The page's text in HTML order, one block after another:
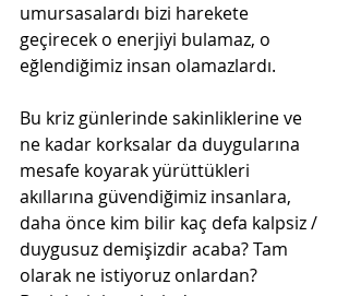
umursasalardı bizi harekete
geçirecek o enerjiyi bulamaz, o
eğlendiğimiz insan olamazlardı.
Bu kriz günlerinde sakinliklerine ve
ne kadar korksalar da duygularına
mesafe koyarak yürüttükleri
akıllarına güvendiğimiz insanlara,
daha önce kim bilir kaç defa kalpsiz /
duygusuz demişizdir acaba? Tam
olarak ne istiyoruz onlardan?